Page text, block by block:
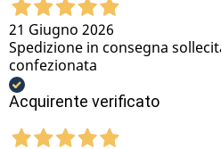
21 Giugno 2026
Spedizione in consegna
confezionata
Acquirente verificato